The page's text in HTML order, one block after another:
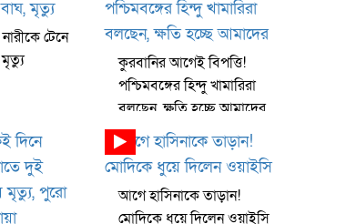
টেনে
মৃত্যু
কুরবানির আগেই বিপত্তি!
পশ্চিমবঙ্গের হিন্দু খামারিরা
বলছেন, ক্ষতি হচ্ছে আমাদের
আগে হাসিনাকে তাড়ান!
মোদিকে ধুয়ে দিলেন ওয়াইসি